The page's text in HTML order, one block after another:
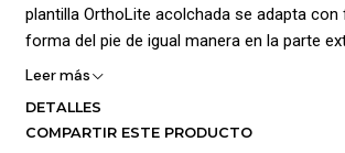
plantilla OrthoLite acolchada se adapta con
forma del pie de igual manera en la parte
el clásico parche con el logotipo distintivo
Leer más
DETALLES
COMPARTIR ESTE PRODUCTO